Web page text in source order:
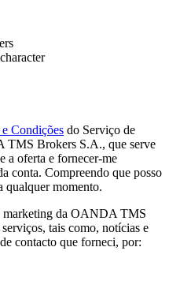
Condições do Serviço de
TMS Brokers S.A., que serve
a oferta e fornecer-me
conta. Compreendo que posso
qualquer momento.
marketing da OANDA TMS
tais como, notícias e
contacto que forneci, por: